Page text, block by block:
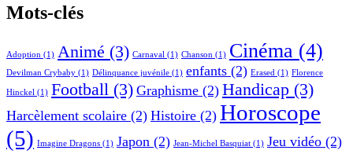
Mots-clés
Adoption (1) Animé (3) Carnaval (1) Chanson (1) Cinéma (4)
Devilman Crybaby (1) Délinquance juvénile (1) enfants (2) Erased (1) Florence
Hinckel (1) Football (3) Graphisme (2) Handicap (3)
Harcèlement scolaire (2) Histoire (2) Horoscope
(5) Imagine Dragons (1) Japon (2) Jean-Michel Basquiat (1) Jeu vidéo (2)